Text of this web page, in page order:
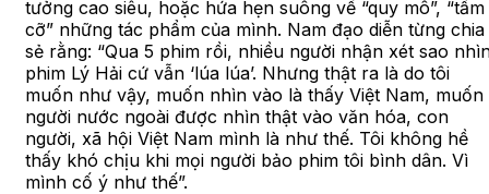
tưởng cao siêu, hoặc hứa hẹn suông về “quy mô”, “tầm
cỡ” những tác phẩm của mình. Nam đạo diễn từng chia
sẻ rằng: “Qua 5 phim rồi, nhiều người nhận xét sao
phim Lý Hải cứ vẫn ‘lúa lúa’. Nhưng thật ra là do tôi
muốn như vậy, muốn nhìn vào là thấy Việt Nam, muốn
người nước ngoài được nhìn thật vào văn hóa, con
người, xã hội Việt Nam mình là như thế. Tôi không hề
thấy khó chịu khi mọi người bảo phim tôi bình dân. Vì
mình cố ý như thế”.